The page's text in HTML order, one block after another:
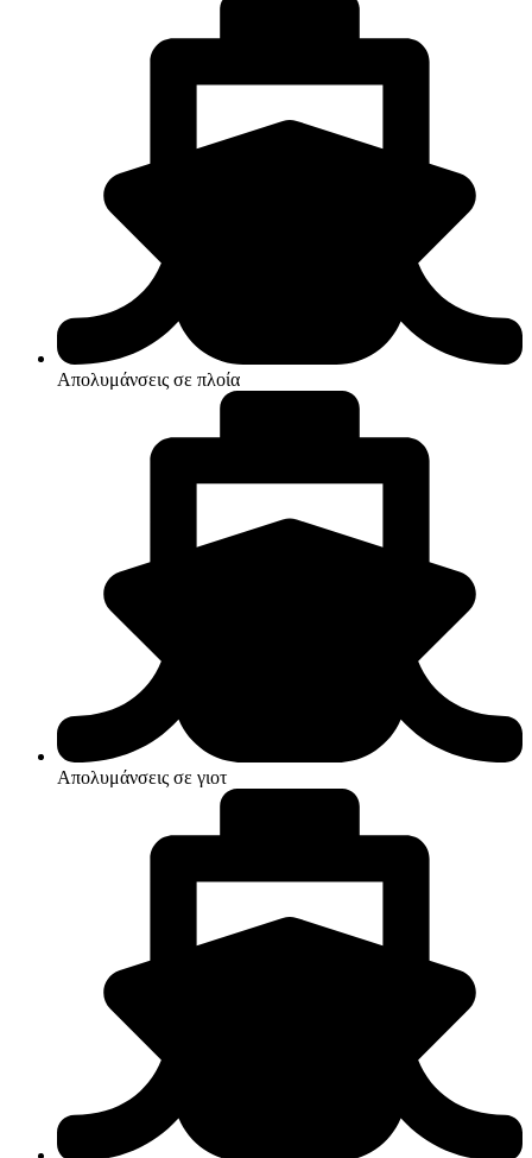
Απολυμάνσεις σε πλοία
Απολυμάνσεις σε γιοτ